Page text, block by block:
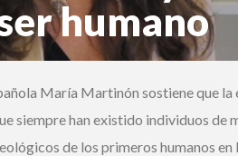
humano
María Martinón sostiene que la
siempre han existido individuos de
de los primeros humanos
¿Olvidó su contraseña?
¿Alguna